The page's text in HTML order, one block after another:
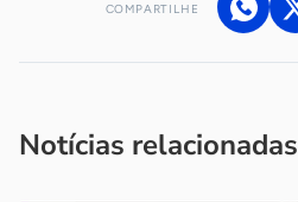
COMPARTILHE
Notícias relacionadas